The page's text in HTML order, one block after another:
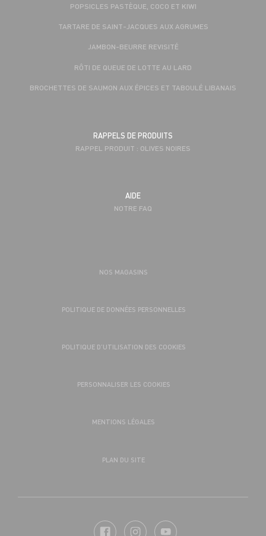
POPSICLES PASTÈQUE, COCO ET KIWI
TARTARE DE SAINT-JACQUES AUX AGRUMES
JAMBON-BEURRE REVISITÉ
RÔTI DE QUEUE DE LOTTE AU LARD
BROCHETTES DE SAUMON AUX ÉPICES ET TABOULÉ LIBANAIS
RAPPELS DE PRODUITS
RAPPEL PRODUIT : OLIVES NOIRES
AIDE
NOTRE FAQ
NOS MAGASINS
POLITIQUE DE DONNÉES PERSONNELLES
POLITIQUE D’UTILISATION DES COOKIES
PERSONNALISER LES COOKIES
MENTIONS LÉGALES
PLAN DU SITE